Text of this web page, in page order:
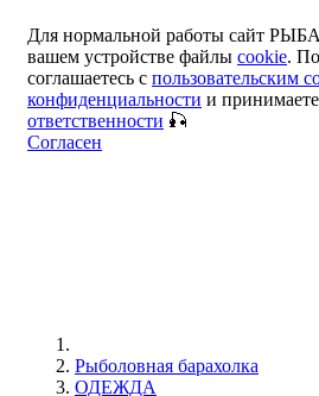
Для нормальной работы сайт
вашем устройстве файлы cookie.
соглашаетесь с пользовательским
конфиденциальности и принимаете
ответственности 🎣
Согласен
Рыболовная барахолка
ОДЕЖДА